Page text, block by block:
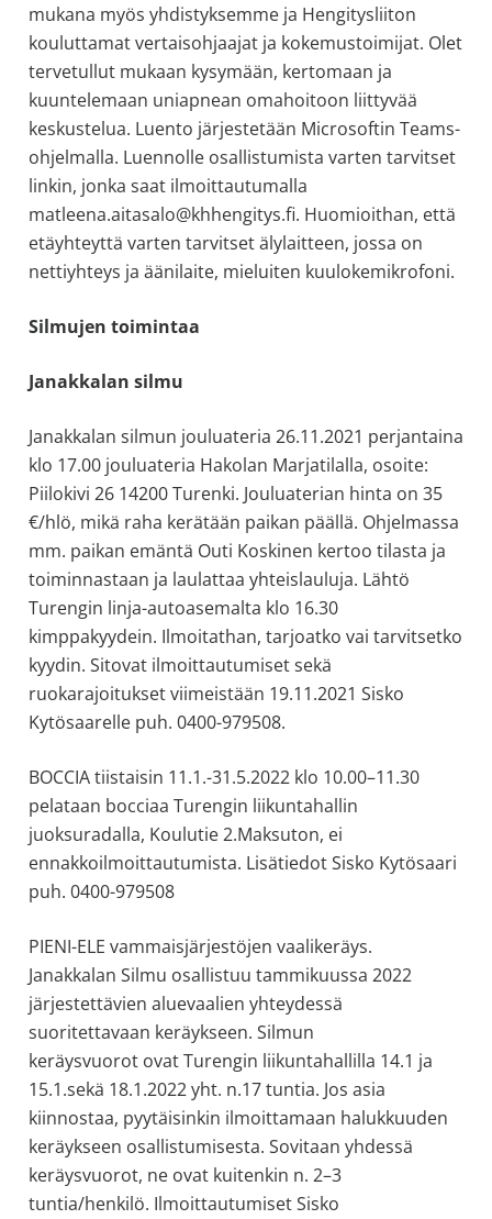
mukana myös yhdistyksemme ja Hengitysliiton
kouluttamat vertaisohjaajat ja kokemustoimijat. Olet
tervetullut mukaan kysymään, kertomaan ja
kuuntelemaan uniapnean omahoitoon liittyvää
keskustelua. Luento järjestetään Microsoftin Teams-
ohjelmalla. Luennolle osallistumista varten tarvitset
linkin, jonka saat ilmoittautumalla
matleena.aitasalo@khhengitys.fi. Huomioithan, että
etäyhteyttä varten tarvitset älylaitteen, jossa on
nettiyhteys ja äänilaite, mieluiten kuulokemikrofoni.
Silmujen toimintaa
Janakkalan silmu
Janakkalan silmun jouluateria 26.11.2021 perjantaina
klo 17.00 jouluateria Hakolan Marjatilalla, osoite:
Piilokivi 26 14200 Turenki. Jouluaterian hinta on 35
€/hlö, mikä raha kerätään paikan päällä. Ohjelmassa
mm. paikan emäntä Outi Koskinen kertoo tilasta ja
toiminnastaan ja laulattaa yhteislauluja. Lähtö
Turengin linja-autoasemalta klo 16.30
kimppakyydein. Ilmoitathan, tarjoatko vai tarvitsetko
kyydin. Sitovat ilmoittautumiset sekä
ruokarajoitukset viimeistään 19.11.2021 Sisko
Kytösaarelle puh. 0400-979508.
BOCCIA tiistaisin 11.1.-31.5.2022 klo 10.00–11.30
pelataan bocciaa Turengin liikuntahallin
juoksuradalla, Koulutie 2.Maksuton, ei
ennakkoilmoittautumista. Lisätiedot Sisko Kytösaari
puh. 0400-979508
PIENI-ELE vammaisjärjestöjen vaalikeräys.
Janakkalan Silmu osallistuu tammikuussa 2022
järjestettävien aluevaalien yhteydessä
suoritettavaan keräykseen. Silmun
keräysvuorot ovat Turengin liikuntahallilla 14.1 ja
15.1.sekä 18.1.2022 yht. n.17 tuntia. Jos asia
kiinnostaa, pyytäisinkin ilmoittamaan halukkuuden
keräykseen osallistumisesta. Sovitaan yhdessä
keräysvuorot, ne ovat kuitenkin n. 2–3
tuntia/henkilö. Ilmoittautumiset Sisko